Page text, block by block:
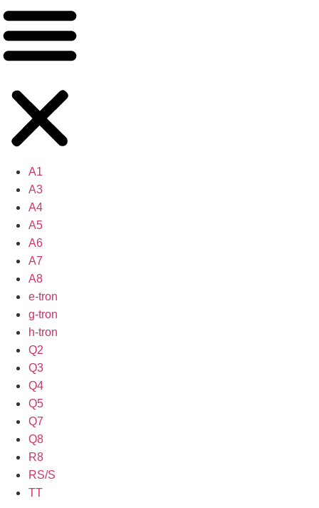
A1
A3
A4
A5
A6
A7
A8
e-tron
g-tron
h-tron
Q2
Q3
Q4
Q5
Q7
Q8
R8
RS/S
TT